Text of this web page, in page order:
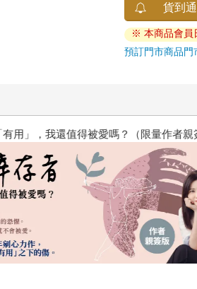
貨到
※ 本商品會員
預訂門市商品門
？（限量作者親簽版）